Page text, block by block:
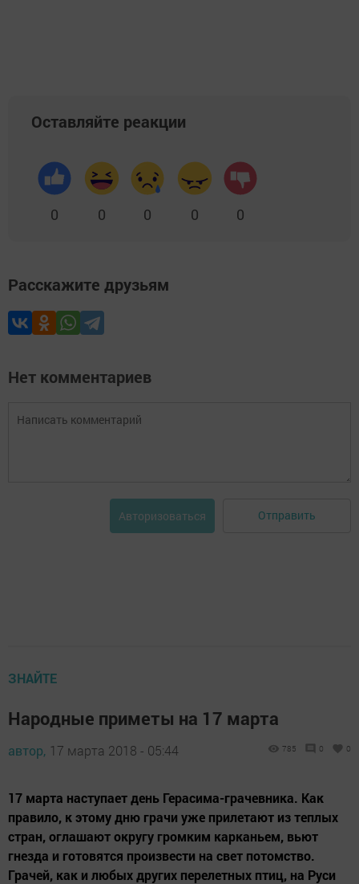
Оставляйте реакции
0 0 0 0 0
Расскажите друзьям
Нет комментариев
Авторизоваться Отправить
ЗНАЙТЕ
Народные приметы на 17 марта
автор, 17 марта 2018 - 05:44 785 0 0
17 марта наступает день Герасима-грачевника. Как
правило, к этому дню грачи уже прилетают из теплых
стран, оглашают округу громким карканьем, вьют
гнезда и готовятся произвести на свет потомство.
Грачей, как и любых других перелетных птиц, на Руси